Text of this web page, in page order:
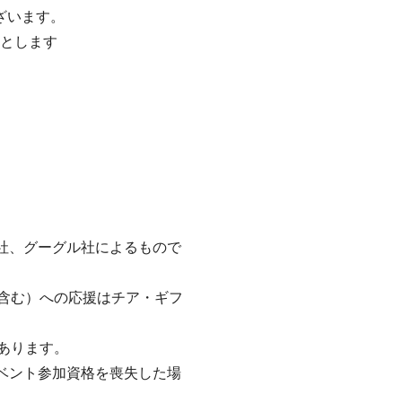
ます。
します
、グーグル社によるもので
む）への応援はチア・ギフ
ます。
ント参加資格を喪失した場